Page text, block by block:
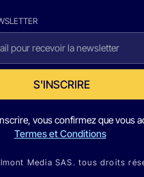
S'INSCRIRE
vous confirmez que vous
Termes et Conditions
Media SAS. tous droits